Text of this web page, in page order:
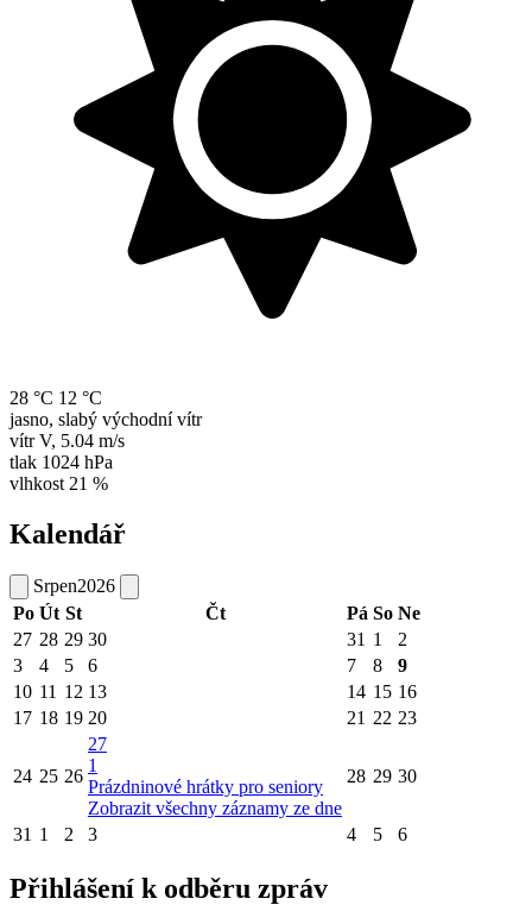
28 °C 12 °C
jasno, slabý východní vítr
vítr V, 5.04 m/s
tlak 1024 hPa
vlhkost 21 %
Kalendář
Srpen2026
Po Út St Čt Pá So Ne
27 28 29 30 31 1
2
3
4 5 6 7 8
9
10 11 12 13 14 15 16
17 18 19 20 21 22 23
24 25 26
27
1
Prázdninové hrátky pro seniory
Zobrazit všechny záznamy ze dne
28 29 30
31 1 2 3 4 5 6
Přihlášení k odběru zpráv